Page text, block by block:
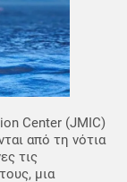
Center (JMIC)
από τη νότια
τις
μια